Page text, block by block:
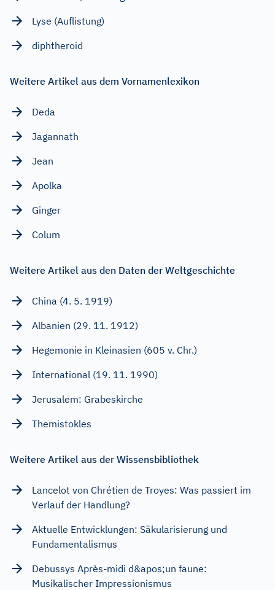
Lyse (Auflistung)
diphtheroid
Weitere Artikel aus dem Vornamenlexikon
Deda
Jagannath
Jean
Apolka
Ginger
Colum
Weitere Artikel aus den Daten der Weltgeschichte
China (4. 5. 1919)
Albanien (29. 11. 1912)
Hegemonie in Kleinasien (605 v. Chr.)
International (19. 11. 1990)
Jerusalem: Grabeskirche
Themistokles
Weitere Artikel aus der Wissensbibliothek
Lancelot von Chrétien de Troyes: Was passiert im
Verlauf der Handlung?
Aktuelle Entwicklungen: Säkularisierung und
Fundamentalismus
Debussys Après-midi d&apos;un faune:
Musikalischer Impressionismus